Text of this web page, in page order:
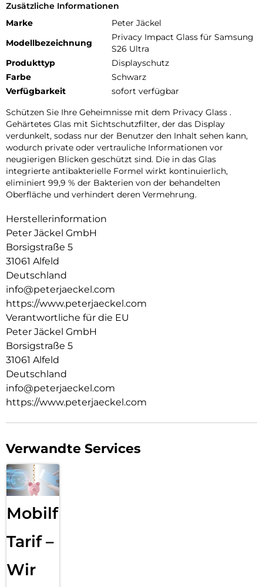
Zusätzliche Informationen
Marke
Peter Jäckel
Modellbezeichnung
Privacy Impact Glass für Samsung
S26 Ultra
Produkttyp
Displayschutz
Farbe
Schwarz
Verfügbarkeit
sofort verfügbar
Schützen Sie Ihre Geheimnisse mit dem Privacy Glass .
Gehärtetes Glas mit Sichtschutzfilter, der das Display
verdunkelt, sodass nur der Benutzer den Inhalt sehen kann,
wodurch private oder vertrauliche Informationen vor
neugierigen Blicken geschützt sind. Die in das Glas
integrierte antibakterielle Formel wirkt kontinuierlich,
eliminiert 99,9 % der Bakterien von der behandelten
Oberfläche und verhindert deren Vermehrung.
Herstellerinformation
Peter Jäckel GmbH
Borsigstraße 5
31061 Alfeld
Deutschland
info@peterjaeckel.com
https://www.peterjaeckel.com
Verantwortliche für die EU
Peter Jäckel GmbH
Borsigstraße 5
31061 Alfeld
Deutschland
info@peterjaeckel.com
https://www.peterjaeckel.com
Verwandte Services
Mobilfunk
Tarif –
Wir